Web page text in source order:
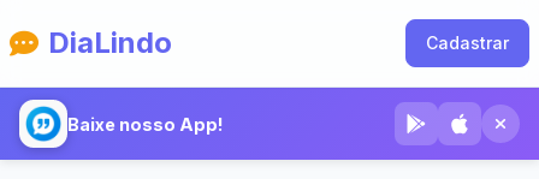
DiaLindo Cadastrar
Baixe nosso App!